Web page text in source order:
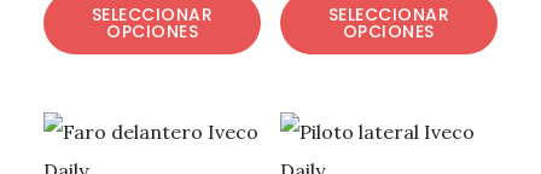
SELECCIONAR
OPCIONES
SELECCIONAR
OPCIONES